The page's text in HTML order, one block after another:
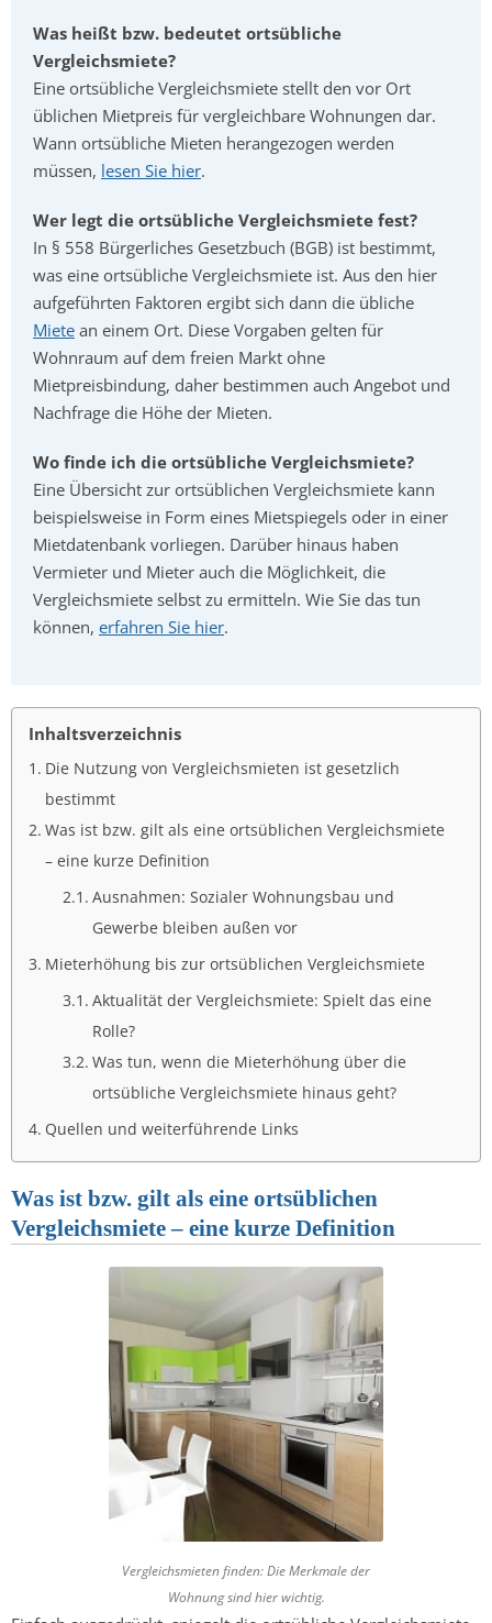
Was heißt bzw. bedeutet ortsübliche
Vergleichsmiete?
Eine ortsübliche Vergleichsmiete stellt den vor Ort
üblichen Mietpreis für vergleichbare Wohnungen dar.
Wann ortsübliche Mieten herangezogen werden
müssen, lesen Sie hier.
Wer legt die ortsübliche Vergleichsmiete fest?
In § 558 Bürgerliches Gesetzbuch (BGB) ist bestimmt,
was eine ortsübliche Vergleichsmiete ist. Aus den hier
aufgeführten Faktoren ergibt sich dann die übliche
Miete an einem Ort. Diese Vorgaben gelten für
Wohnraum auf dem freien Markt ohne
Mietpreisbindung, daher bestimmen auch Angebot und
Nachfrage die Höhe der Mieten.
Wo finde ich die ortsübliche Vergleichsmiete?
Eine Übersicht zur ortsüblichen Vergleichsmiete kann
beispielsweise in Form eines Mietspiegels oder in einer
Mietdatenbank vorliegen. Darüber hinaus haben
Vermieter und Mieter auch die Möglichkeit, die
Vergleichsmiete selbst zu ermitteln. Wie Sie das tun
können, erfahren Sie hier.
Inhaltsverzeichnis
Die Nutzung von Vergleichsmieten ist gesetzlich
bestimmt
Was ist bzw. gilt als eine ortsüblichen Vergleichsmiete
– eine kurze Definition
Ausnahmen: Sozialer Wohnungsbau und
Gewerbe bleiben außen vor
Mieterhöhung bis zur ortsüblichen Vergleichsmiete
Aktualität der Vergleichsmiete: Spielt das eine
Rolle?
Was tun, wenn die Mieterhöhung über die
ortsübliche Vergleichsmiete hinaus geht?
Quellen und weiterführende Links
Was ist bzw. gilt als eine ortsüblichen
Vergleichsmiete – eine kurze Definition
Vergleichsmieten finden: Die Merkmale der
Wohnung sind hier wichtig.